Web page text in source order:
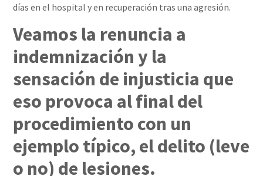
días en el hospital y en recuperación tras una agresión.
Veamos la renuncia a
indemnización y la
sensación de injusticia que
eso provoca al final del
procedimiento con un
ejemplo típico, el delito (leve
o no) de lesiones.